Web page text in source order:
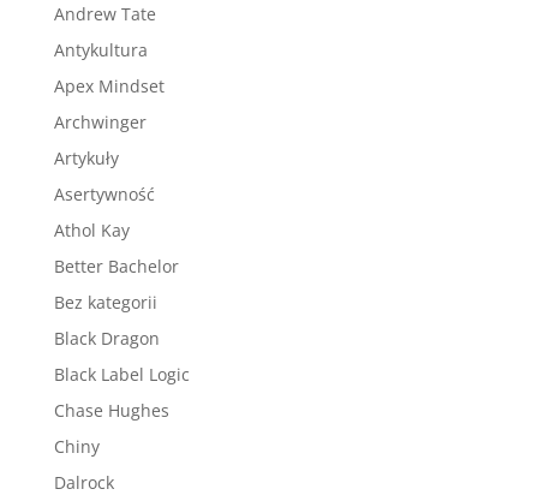
Andrew Tate
Antykultura
Apex Mindset
Archwinger
Artykuły
Asertywność
Athol Kay
Better Bachelor
Bez kategorii
Black Dragon
Black Label Logic
Chase Hughes
Chiny
Dalrock